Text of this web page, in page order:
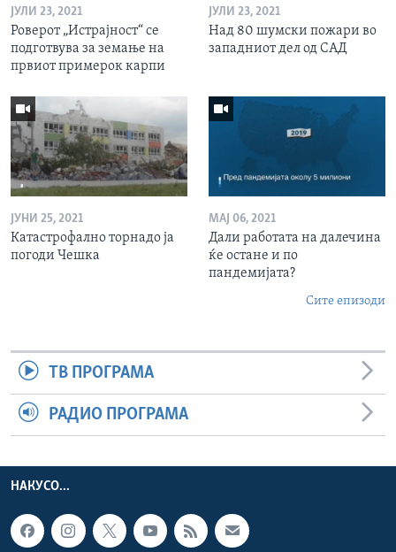
ЈУЛИ 23, 2021
Роверот „Истрајност“ се
подготвува за земање на
првиот примерок карпи
ЈУЛИ 23, 2021
Над 80 шумски пожари во
западниот дел од САД
ЈУНИ 25, 2021
Катастрофално торнадо ја
погоди Чешка
МАЈ 06, 2021
Дали работата на далечина
ќе остане и по
пандемијата?
Сите епизоди
ТВ ПРОГРАМА
РАДИО ПРОГРАМА
НАКУСО...